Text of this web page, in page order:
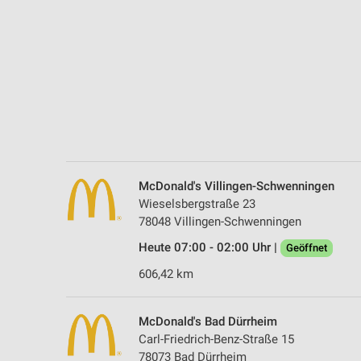
McDonald's Villingen-Schwenningen
Wieselsbergstraße 23
78048 Villingen-Schwenningen
Heute 07:00 - 02:00 Uhr |
Geöffnet
606,42 km
McDonald's Bad Dürrheim
Carl-Friedrich-Benz-Straße 15
78073 Bad Dürrheim
Geräte anhand von aktiv angeforderten Informationen
Funktional